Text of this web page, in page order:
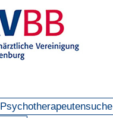
Psychotherapeutensuche